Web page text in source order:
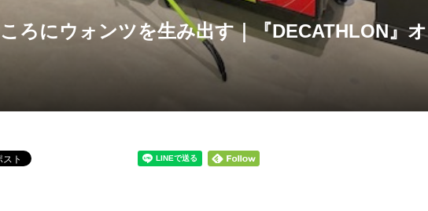
ろにウォンツを生み出す｜『DECATHLON』オ